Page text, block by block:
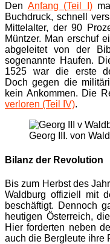
Den Anfang (Teil I)
Buchdruck, schnell
Mittelalter, der 90
Müntzer. Man erschuf
abgeleitet von der
sogenannte Haufen.
1525 war die erste
Doch gegen die
kein Ankommen. Die
verloren (Teil IV).
Georg III. von
Bilanz der Revolution
Bis zum Herbst des
Waldburg offiziell mit
beschäftigt. Dennoch
heutigen Österreich,
Hier forderten neben
auch die Bergleute ihre